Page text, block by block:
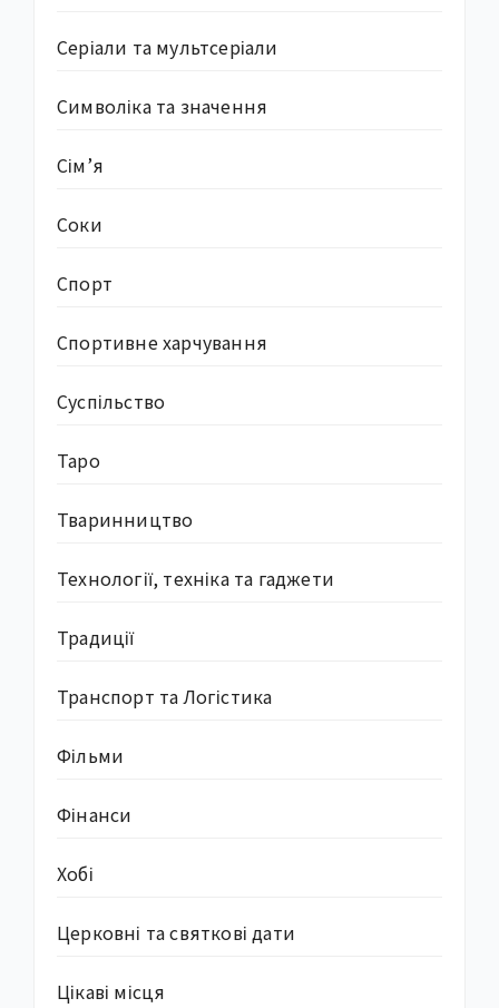
Серіали та мультсеріали
Символіка та значення
Сім’я
Соки
Спорт
Спортивне харчування
Суcпільство
Таро
Тваринництво
Технології, техніка та гаджети
Традиції
Транспорт та Логістика
Фільми
Фінанси
Хобі
Церковні та святкові дати
Цікаві місця